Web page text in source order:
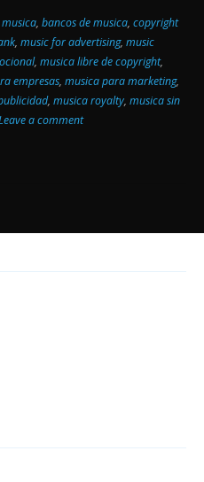
, bancos de musica, copyright
, music for advertising, music
, musica libre de copyright,
empresas, musica para marketing,
, musica royalty, musica sin
a comment